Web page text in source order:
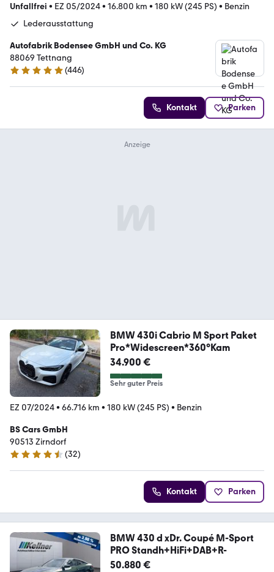
Unfallfrei • EZ 05/2024• 16.800 km • 180 kW (245 PS) • Benzin
Lederausstattung
Autofabrik Bodensee GmbH und Co. KG
88069 Tettnang
4.8 Sterne
(446)
Kontakt Parken
BMW 430i Cabrio M Sport Paket
Pro*Widescreen*360°Kam
34.900 €
Sehr guter Preis
EZ 07/2024• 66.716 km • 180 kW (245 PS) • Benzin
BS Cars GmbH
90513 Zirndorf
4.6 Sterne
(32)
Kontakt Parken
BMW 430 d xDr. Coupé M-Sport
PRO Standh+HiFi+DAB+R-
50.880 €